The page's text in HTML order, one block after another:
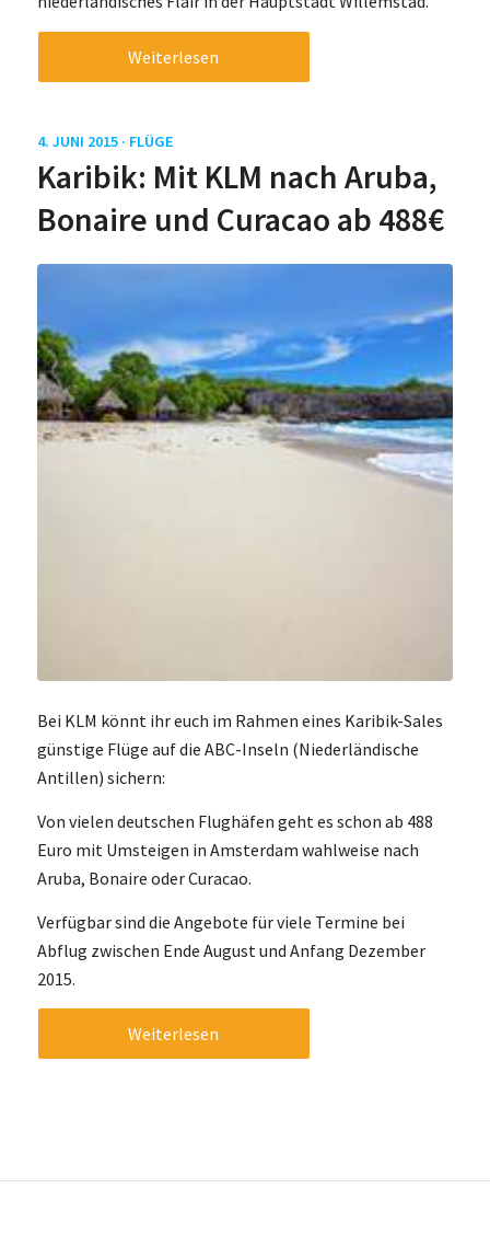
Weiterlesen
4. JUNI 2015 · FLÜGE
Karibik: Mit KLM nach Aruba,
Bonaire und Curacao ab 488€
Bei KLM könnt ihr euch im Rahmen eines Karibik-Sales
günstige Flüge auf die ABC-Inseln (Niederländische
Antillen) sichern:
Von vielen deutschen Flughäfen geht es schon ab 488
Euro mit Umsteigen in Amsterdam wahlweise nach
Aruba, Bonaire oder Curacao.
Verfügbar sind die Angebote für viele Termine bei
Abflug zwischen Ende August und Anfang Dezember
2015.
Weiterlesen